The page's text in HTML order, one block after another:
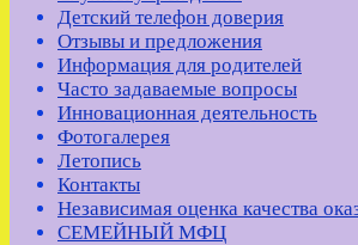
Детский телефон доверия
Отзывы и предложения
Информация для родителей
Часто задаваемые вопросы
Инновационная деятельность
Фотогалерея
Летопись
Контакты
Независимая оценка качества
СЕМЕЙНЫЙ МФЦ